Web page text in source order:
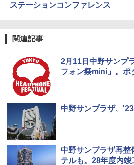
ステーションコンファレンス
関連記事
2月11日中野サンプ
フォン祭mini」。ポ
中野サンプラザ、
中野サンプラザ再整
テルも。28年度内竣